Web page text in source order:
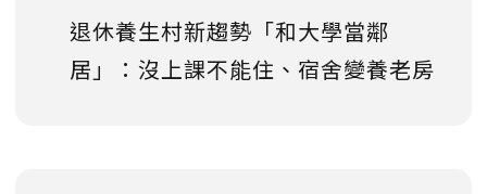
退休養生村新趨勢「和大學當鄰
居」：沒上課不能住、宿舍變養老房